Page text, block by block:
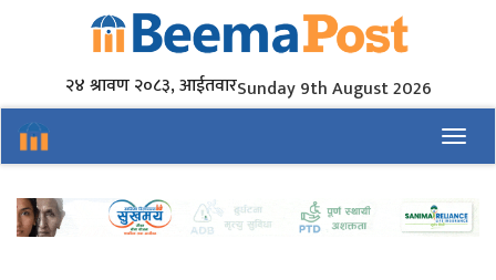
२४ श्रावण २०८३, आईतवारSunday 9th August 2026